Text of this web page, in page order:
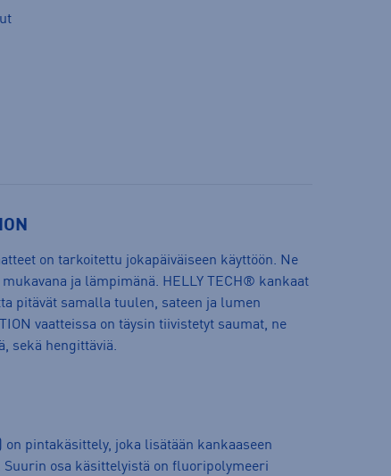
on tarkoitettu jokapäiväiseen käyttöön. Ne
ja lämpimänä. HELLY TECH® kankaat
pitävät samalla tuulen, sateen ja lumen
vaatteissa on täysin tiivistetyt saumat, ne
sekä hengittäviä.
on pintakäsittely, joka lisätään kankaaseen
Suurin osa käsittelyistä on fluoripolymeeri